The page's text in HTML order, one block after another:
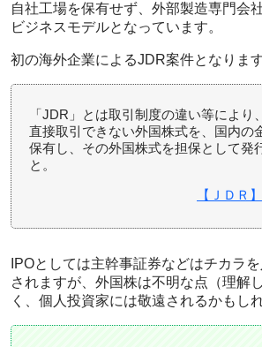
自社工場を保有せず、外部製造専門会
ビジネスモデルとなっています。
初の海外企業によるJDR案件となります
「JDR」とは取引制度の違い等により
直接取引できない外国株式を、国内の
保有し、その外国株式を担保として発
と。
【ＪＤＲ】
IPOとしては主幹事証券などはチカラ
されますが、外国株は不明な点（理解
く、個人投資家には敬遠されるかもし